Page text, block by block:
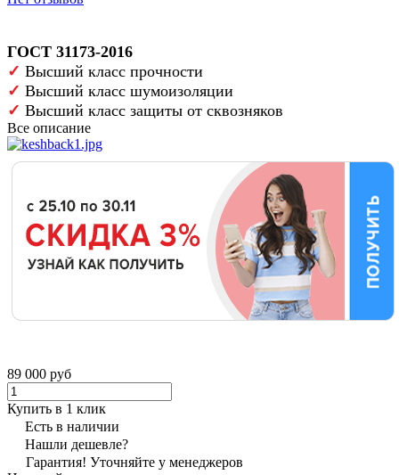
ГОСТ 31173-2016
✓ Высший класс прочности
✓ Высший класс шумоизоляции
✓ Высший класс защиты от сквозняков
Все описание
89 000 руб
Купить в 1 клик
Есть в наличии
Нашли дешевле?
Гарантия! Уточняйте у менеджеров